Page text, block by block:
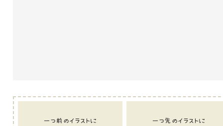
一つ前のイラストに
一つ先のイラストに